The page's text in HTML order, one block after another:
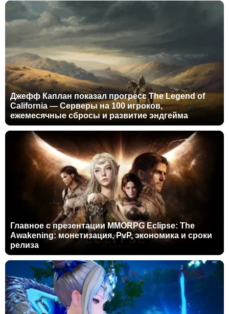
Джефф Каплан показал прогресс The Legend of
California — Серверы на 100 игроков,
ежемесячные сбросы и развитие эндгейма
Главное с презентации MMORPG Eclipse: The
Awakening: монетизация, PvP, экономика и сроки
релиза